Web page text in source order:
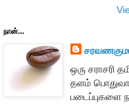
நான்...
ஒரு சராசரி
தளம்
படைப்புகளை